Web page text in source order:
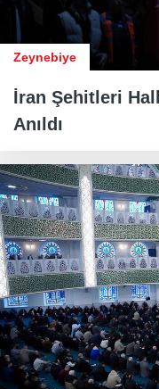
Zeynebiye
İran Şehitleri
Anıldı